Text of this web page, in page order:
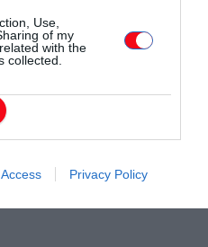
Use,
of my
with the
collected.
Privacy Policy